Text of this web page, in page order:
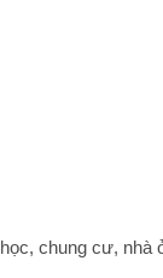
chung cư,